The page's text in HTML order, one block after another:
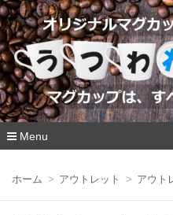
Menu
ン
ホーム アウトレット アウト